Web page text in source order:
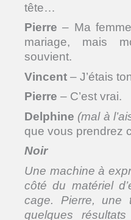
tête…
Pierre – Ma
mariage, mais
souvient.
Vincent – J’étais
Pierre – C’est vrai.
Delphine (mal à
que vous prendrez
Noir
Une machine à
côté du matériel
cage. Pierre, une
quelques résultats